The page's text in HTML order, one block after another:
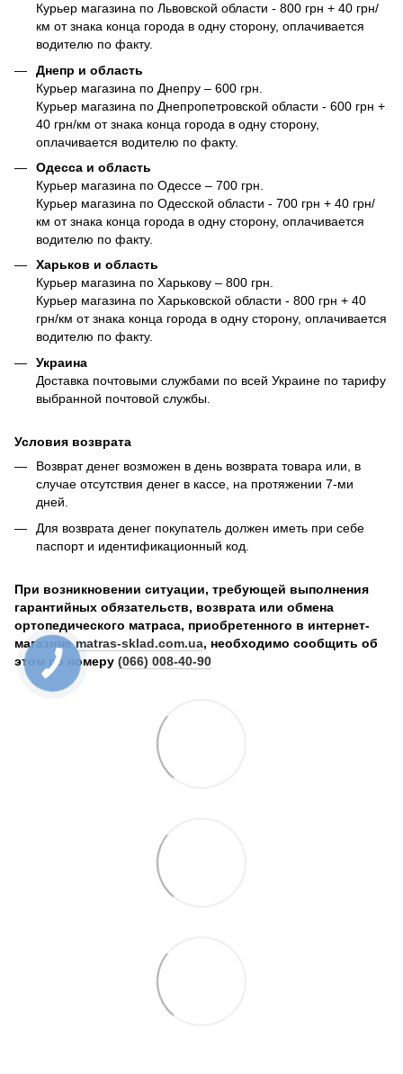
Курьер магазина по Львовской области - 800 грн + 40 грн/
км от знака конца города в одну сторону, оплачивается
водителю по факту.
Днепр и область
Курьер магазина по Днепру – 600 грн.
Курьер магазина по Днепропетровской области - 600 грн +
40 грн/км от знака конца города в одну сторону,
оплачивается водителю по факту.
Одесса и область
Курьер магазина по Одессе – 700 грн.
Курьер магазина по Одесской области - 700 грн + 40 грн/
км от знака конца города в одну сторону, оплачивается
водителю по факту.
Харьков и область
Курьер магазина по Харькову – 800 грн.
Курьер магазина по Харьковской области - 800 грн + 40
грн/км от знака конца города в одну сторону, оплачивается
водителю по факту.
Украина
Доставка почтовыми службами по всей Украине по тарифу
выбранной почтовой службы.
Условия возврата
Возврат денег возможен в день возврата товара или, в
случае отсутствия денег в кассе, на протяжении 7-ми
дней.
Для возврата денег покупатель должен иметь при себе
паспорт и идентификационный код.
При возникновении ситуации, требующей выполнения
гарантийных обязательств, возврата или обмена
ортопедического матраса, приобретенного в интернет-
магазинеmatras-sklad.com.ua, необходимо сообщить об
этом по номеру (066) 008-40-90